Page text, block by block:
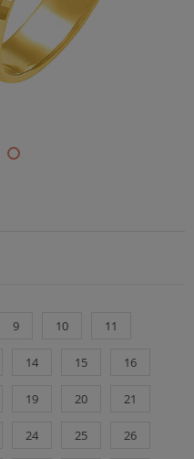
9 10 11
14 15 16
19 20 21
24 25 26